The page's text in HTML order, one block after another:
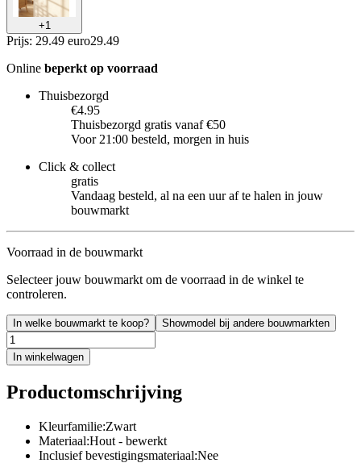
+1
Prijs: 29.49 euro29.49
Online beperkt op voorraad
Thuisbezorgd
€4.95
Thuisbezorgd gratis vanaf €50
Voor 21:00 besteld, morgen in huis
Click & collect
gratis
Vandaag besteld, al na een uur af te halen in jouw
bouwmarkt
Voorraad in de bouwmarkt
Selecteer jouw bouwmarkt om de voorraad in de winkel te
controleren.
In welke bouwmarkt te koop? Showmodel bij andere bouwmarkten
In winkelwagen
Productomschrijving
Kleurfamilie:Zwart
Materiaal:Hout - bewerkt
Inclusief bevestigingsmateriaal:Nee